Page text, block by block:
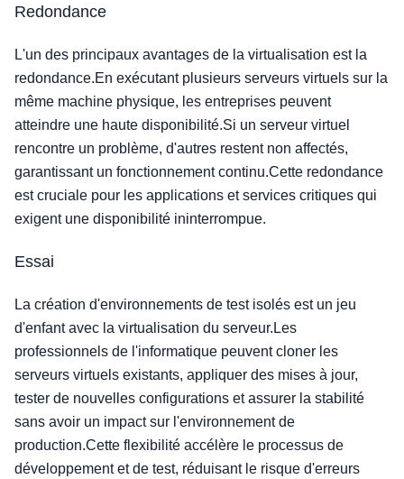
Redondance
L'un des principaux avantages de la virtualisation est la
redondance.En exécutant plusieurs serveurs virtuels sur la
même machine physique, les entreprises peuvent
atteindre une haute disponibilité.Si un serveur virtuel
rencontre un problème, d'autres restent non affectés,
garantissant un fonctionnement continu.Cette redondance
est cruciale pour les applications et services critiques qui
exigent une disponibilité ininterrompue.
Essai
La création d'environnements de test isolés est un jeu
d'enfant avec la virtualisation du serveur.Les
professionnels de l'informatique peuvent cloner les
serveurs virtuels existants, appliquer des mises à jour,
tester de nouvelles configurations et assurer la stabilité
sans avoir un impact sur l'environnement de
production.Cette flexibilité accélère le processus de
développement et de test, réduisant le risque d'erreurs